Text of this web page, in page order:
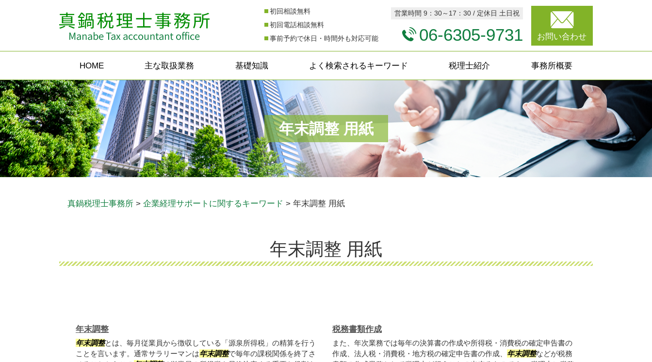
年末調整 用紙
初回相談無料
初回電話相談無料
事前予約で休日・時間外も対応可能
営業時間 9：30～17：30 / 定休日 土日祝
06-6305-9731 お問い合わせ
HOME 主な取扱業務 基礎知識 よく検索されるキーワード 税理士紹介 事務所概要
真鍋税理士事務所 > 企業経理サポートに関するキーワード > 年末調整 用紙
年末調整 用紙
年末調整
年末調整とは、毎月従業員から徴収している「源泉所得税」の精算を行う
ことを言います。通常サラリーマンは年末調整で毎年の課税関係を終了さ
税務書類作成
また、年次業務では毎年の決算書の作成や所得税・消費税の確定申告書の
作成、法人税・消費税・地方税の確定申告書の作成、 年末調整などが税務